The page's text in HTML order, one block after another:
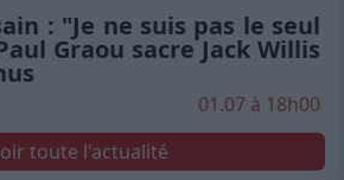
: "Je ne suis pas le seul
Graou sacre Jack Willis
01.07 à 18h00
toute l'actualité